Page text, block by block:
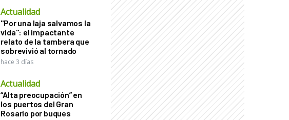
Actualidad
"Por una laja salvamos la
vida": el impactante
relato de la tambera que
sobrevivió al tornado
hace 3 días
Actualidad
“Alta preocupación” en
los puertos del Gran
Rosario por buques